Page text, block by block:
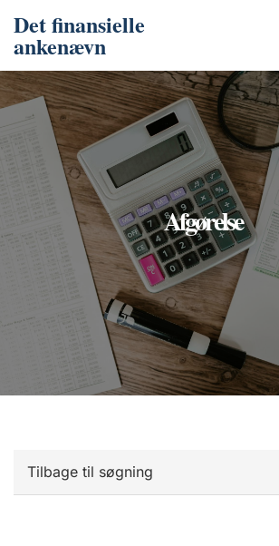
Det finansielle
ankenævn
Afgørelse
Tilbage til søgning